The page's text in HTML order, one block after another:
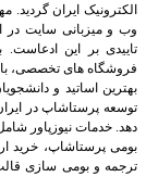
الکترونیک ایران
وب و میزبانی سایت در
تاییدی بر این
فروشگاه های تخصصی،
بهترین اساتید و
توسعه پرستاشاپ در
دهد. خدمات نیوزپاور
بومی پرستاشاپ، خرید
ترجمه و بومی سازی